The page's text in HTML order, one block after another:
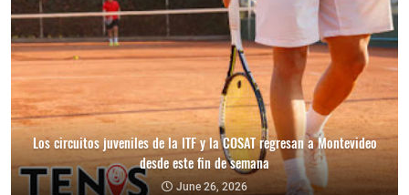
Los circuitos juveniles de la ITF y la COSAT regresan a Montevideo
desde este fin de semana
June 26, 2026